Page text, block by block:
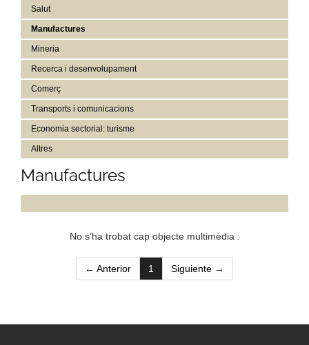
Salut
Manufactures
Mineria
Recerca i desenvolupament
Comerç
Transports i comunicacions
Economia sectorial: turisme
Altres
Manufactures
No s’ha trobat cap objecte multimèdia .
← Anterior 1 (current)
Siguiente →